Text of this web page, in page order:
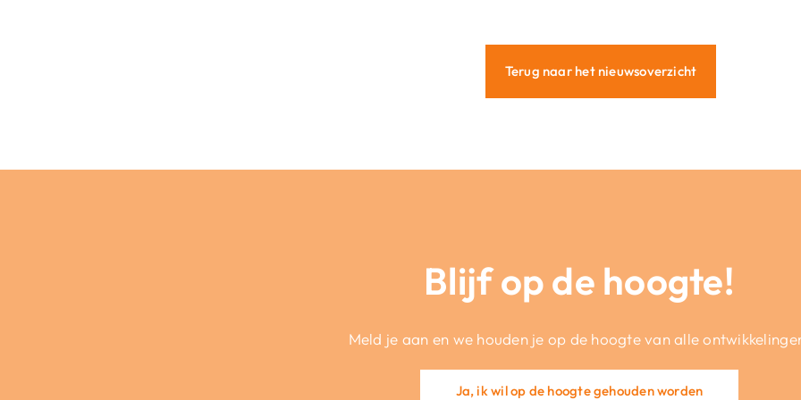
Terug naar het nieuwsoverzicht
Blijf op de hoogte!
Meld je aan en we houden je op de hoogte van alle
Ja, ik wil op de hoogte gehouden worden